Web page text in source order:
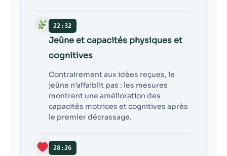
22:32
Jeûne et capacités physiques et
cognitives
Contrairement aux idées reçues, le
jeûne n’affaiblit pas : les mesures
montrent une amélioration des
capacités motrices et cognitives après
le premier décrassage.
28:26